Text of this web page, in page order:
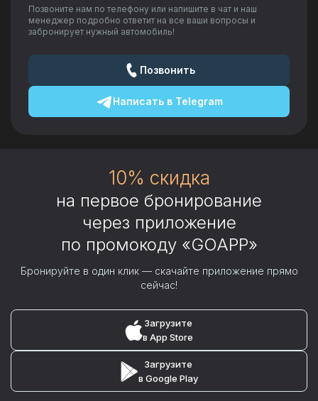
Позвоните нам по телефону или напишите в чат и наш
менеджер подробно ответит на все ваши вопросы и
забронирует нужный автомобиль!
Позвонить
Написать вTelegram
10% скидка
на первое бронирование
через приложение
по промокоду «GOAPP»
Бронируйте в один клик — скачайте приложение прямо
сейчас!
Загрузите
в App Store
Загрузите
в Google Play